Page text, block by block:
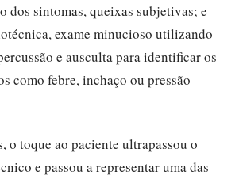
dos sintomas, queixas subjetivas; e
exame minucioso utilizando
e ausculta para identificar os
como febre, inchaço ou pressão
o toque ao paciente ultrapassou o
e passou a representar uma das